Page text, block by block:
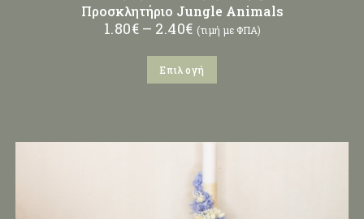
Προσκλητήριο Jungle Animals
1.80€ – 2.40€ (τιμή με ΦΠΑ)
Επιλογή